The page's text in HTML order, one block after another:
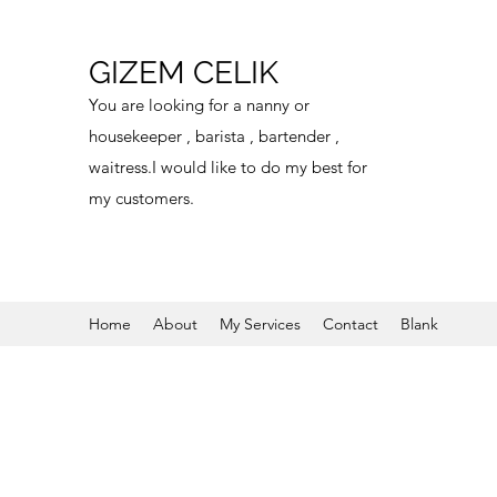
GIZEM CELIK
You are looking for a nanny or
housekeeper , barista , bartender ,
waitress.I would like to do my best for
my customers.
Home About My Services Contact Blank